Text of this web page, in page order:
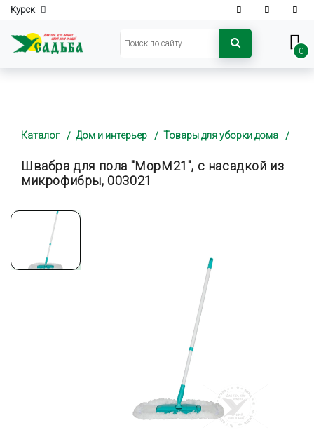
Курск
0
Каталог Дом и интерьер Товары для уборки дома
Швабра для пола "MopM21", с насадкой из
микрофибры, 003021